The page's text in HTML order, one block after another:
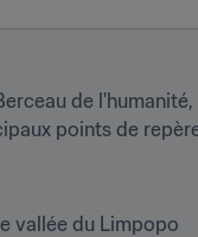
de
points de
vallée du Limpopo